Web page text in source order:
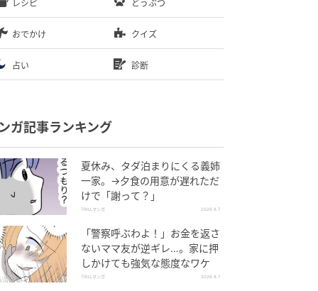
レシピ どうぶつ
おでかけ クイズ
占い 診断
ガ記事ランキング
夏休み、タダ泊まりにくる義姉
一家。→夕食の用意が遅れただ
けで「謝って？」
TRILLマンガ 2026.8.7
「警察呼ぶわよ！」お金を返さ
ないママ友が逆ギレ…。家に押
しかけても強気な態度なワケ
TRILLマンガ 2026.8.7